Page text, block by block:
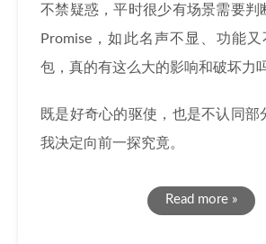
不禁疑惑，平时很少有场景需要判
Promise，如此名声不显、功能
包，真的有这么大的影响和破坏力
既是好奇心的驱使，也是不认同部
我决定向前一探究竟。
Read more »